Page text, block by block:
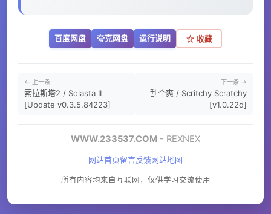
百度网盘 夸克网盘 运行说明 ☆ 收藏
← 上一条
索拉斯塔2 / Solasta II
[Update v0.3.5.84223]
下一条 →
刮个爽 / Scritchy Scratchy
[v1.0.22d]
WWW.233537.COM - REXNEX
网站首页留言反馈网站地图
所有内容均来自互联网，仅供学习交流使用